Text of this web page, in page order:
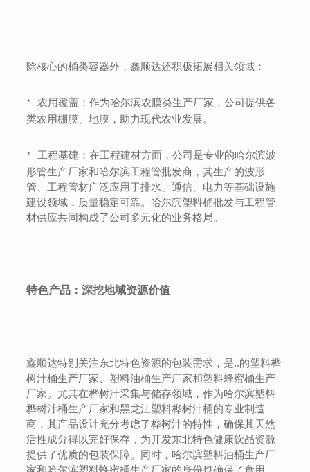
除核心的桶类容器外，鑫顺达还积极拓展相关领域：
*农用覆盖：作为哈尔滨农膜类生产厂家，公司提供各
类农用棚膜、地膜，助力现代农业发展。
*工程基建：在工程建材方面，公司是专业的哈尔滨波
形管生产厂家和哈尔滨工程管批发商，其生产的波形
管、工程管材广泛应用于排水、通信、电力等基础设施
建设领域，质量稳定可靠。哈尔滨塑料桶批发与工程管
材供应共同构成了公司多元化的业务格局。
特色产品：深挖地域资源价值
鑫顺达特别关注东北特色资源的包装需求，是..的塑料桦
树汁桶生产厂家、塑料油桶生产厂家和塑料蜂蜜桶生产
厂家。尤其在桦树汁采集与储存领域，作为哈尔滨塑料
桦树汁桶生产厂家和黑龙江塑料桦树汁桶的专业制造
商，其产品设计充分考虑了桦树汁的特性，确保其天然
活性成分得以完好保存，为开发东北特色健康饮品资源
提供了优质的包装保障。同时，哈尔滨塑料油桶生产厂
家和哈尔滨塑料蜂蜜桶生产厂家的身份也确保了食用